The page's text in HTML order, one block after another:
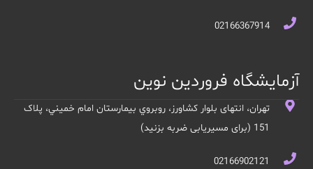
02166367914
آزمایشگاه فروردین نوین
تهران، انتهای بلوار کشاورز، روبروي بيمارستان امام خميني، پلاک
151 (برای مسیریابی ضربه بزنید)
02166902121